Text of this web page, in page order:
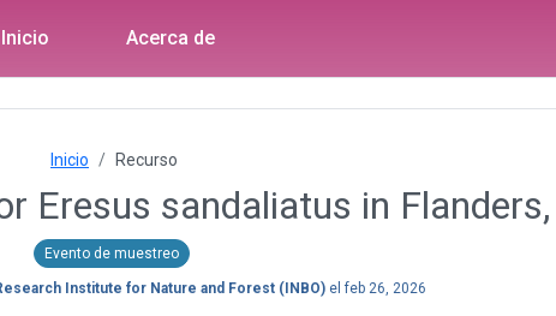
Inicio Acerca de
Inicio Recurso
Eresus sandaliatus in
Evento de muestreo
Institute for Nature and Forest (INBO)elfeb 26, 2026